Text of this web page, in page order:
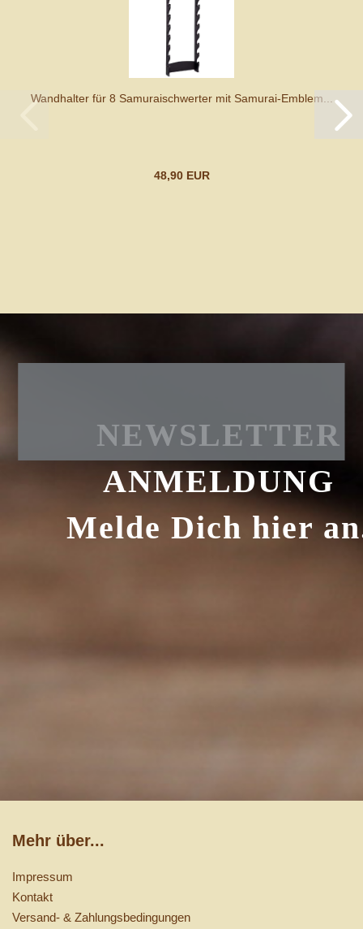
Wandhalter für 8 Samuraischwerter mit Samurai-Emblem...
48,90 EUR
NEWSLETTER
ANMELDUNG
Melde Dich hier
Mehr über...
Impressum
Kontakt
Versand- & Zahlungsbedingungen